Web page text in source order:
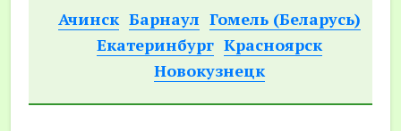
Ачинск Барнаул Гомель (Беларусь)
Екатеринбург Красноярск
Новокузнецк